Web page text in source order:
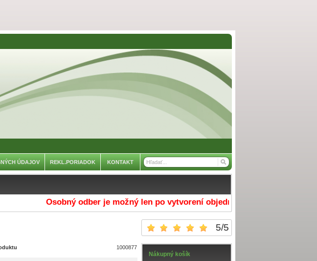
ÚDAJOV REKL.PORIADOK KONTAKT
Osobný odber je možný len po vytvorení objednávky v e-shope a
5/5
Nákupný košík
1000877